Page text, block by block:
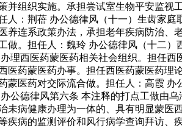
组织实施。承担尝试室生物平安监视
：荆蓓 办公德律风（十一）生齿家
连系政策办法，承担老年疾病防治、
。担任人：魏玲 办公德律风（十二
西医药蒙医药相关社会组织。担任西
药蒙医药办事。担任西医药蒙医药理
医药对交际流合做。担任人：高霞
公德律风第六条 本注释的打点工做由
病健康办理为一体的、具有明显蒙医
病的监测评价和风行病学查询拜访、